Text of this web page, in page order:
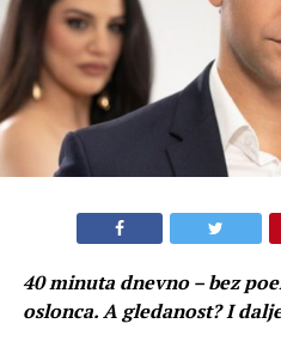
40 minuta dnevno – bez
oslonca. A gledanost? I